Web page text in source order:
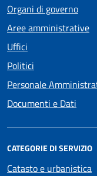
Organi di governo
Aree amministrative
Uffici
Politici
Personale
Documenti e Dati
CATEGORIE DI SERVIZIO
Catasto e urbanistica